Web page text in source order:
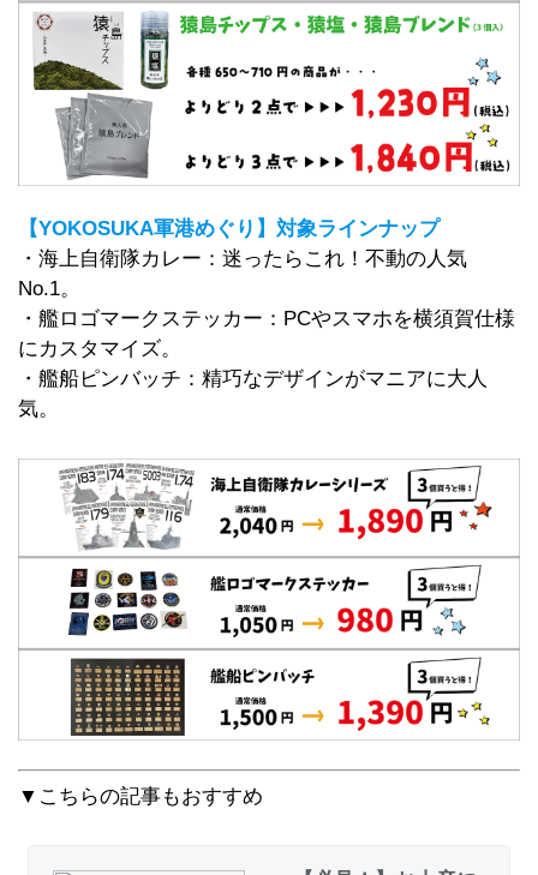
【YOKOSUKA軍港めぐり】対象ラインナップ
・海上自衛隊カレー：迷ったらこれ！不動の人気
No.1。
・艦ロゴマークステッカー：PCやスマホを横須賀仕様
にカスタマイズ。
・艦船ピンバッチ：精巧なデザインがマニアに大人
気。
▼こちらの記事もおすすめ